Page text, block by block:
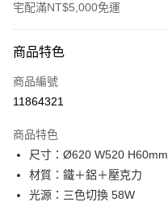
宅配滿NT$5,000免運
信用卡一次付款
LINE Pay
街口支付
悠遊付
商品特色
商品編號
11864321
商品特色
尺寸：Ø620 W520 H60mm
材質：鐵＋鋁＋壓克力
光源：三色切換 58W